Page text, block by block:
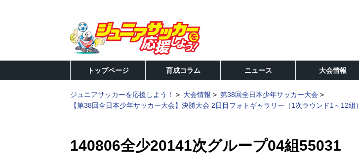
トップページ 育成コラム ニュース 大会情報
ジュニアサッカーを応援しよう！ 大会情報
第38回全日本少年サッカー大会
【第38回全日本少年サッカー大会】決勝大会 2日目フォトギャラリー（1次ラウンド1～12組）
140806全少20141次グループ04組55031